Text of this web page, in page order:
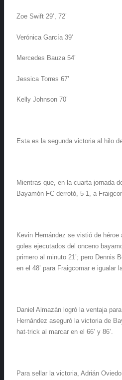
Zoe Swift 29’, 72’
Verónica García 39’
Mercedes Bauza 54’
Jessica Torres 67’
Kelly Johnson 70’
Esta es la segunda victoria al hilo
Mientras que, en la cuarta jornada
Bayamón FC derrotó, 5-1, a
Kevin Hernández se vistió de
goles ejecutados del onceno
primero al minuto 21’; pero Dennis
en el 48’ para Fraigcomar e igualar
Daniel Almazán logró la ventaja
Hernández aseguró la victoria de
hat-trick al marcar en el 66’ y 86’.
Para sellar la victoria, Adrián